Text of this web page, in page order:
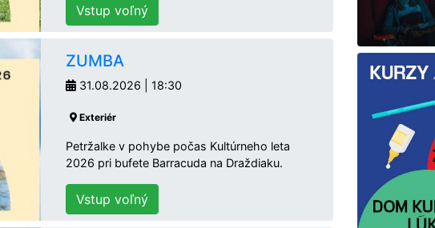
Vstup voľný
ZUMBA
31.08.2026 | 18:30
Exteriér
Petržalke v pohybe počas Kultúrneho leta
2026 pri bufete Barracuda na Draždiaku.
Vstup voľný